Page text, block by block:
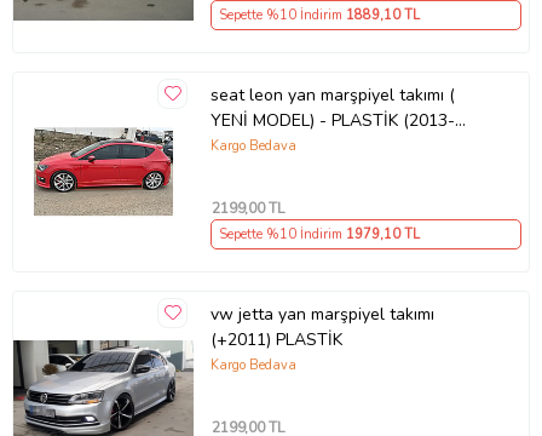
Sepette %10 İndirim 1889,10 TL
seat leon yan marşpiyel takımı (
YENİ MODEL) - PLASTİK (2013-
2020)
Kargo Bedava
2199,00 TL
Sepette %10 İndirim 1979,10 TL
vw jetta yan marşpiyel takımı
(+2011) PLASTİK
Kargo Bedava
2199,00 TL